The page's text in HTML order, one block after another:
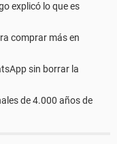
explicó lo que es
comprar más en
sin borrar la
de 4.000 años de